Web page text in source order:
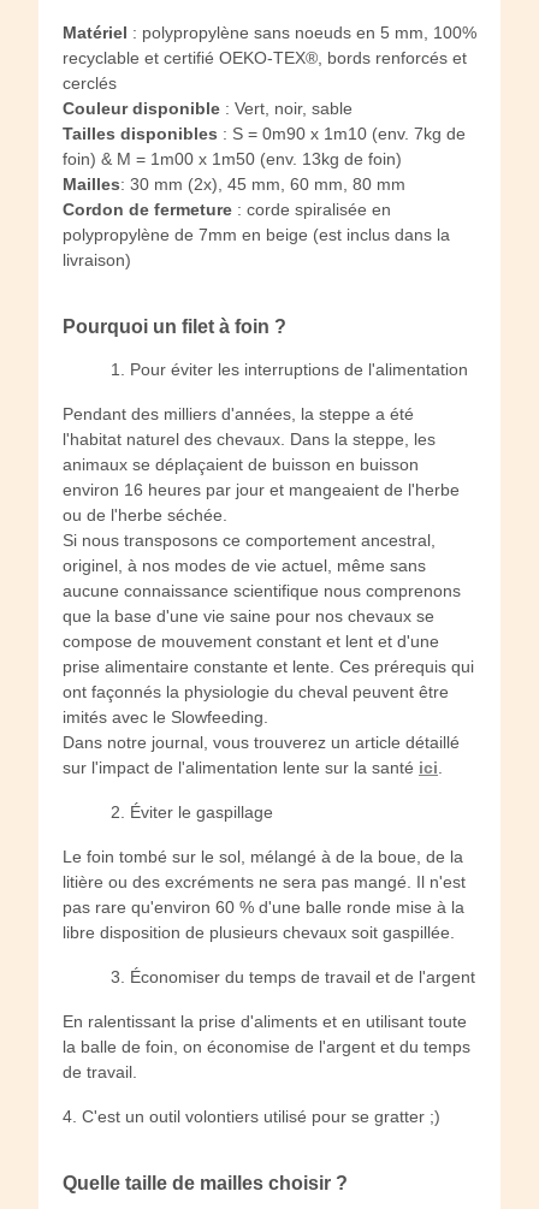
Matériel : polypropylène sans noeuds en 5 mm, 100%
recyclable et certifié OEKO-TEX®, bords renforcés et
cerclés
Couleur disponible : Vert, noir, sable
Tailles disponibles : S = 0m90 x 1m10 (env. 7kg de
foin) & M = 1m00 x 1m50 (env. 13kg de foin)
Mailles: 30 mm (2x), 45 mm, 60 mm, 80 mm
Cordon de fermeture : corde spiralisée en
polypropylène de 7mm en beige (est inclus dans la
livraison)
Pourquoi un filet à foin ?
1. Pour éviter les interruptions de l'alimentation
Pendant des milliers d'années, la steppe a été
l'habitat naturel des chevaux. Dans la steppe, les
animaux se déplaçaient de buisson en buisson
environ 16 heures par jour et mangeaient de l'herbe
ou de l'herbe séchée.
Si nous transposons ce comportement ancestral,
originel, à nos modes de vie actuel, même sans
aucune connaissance scientifique nous comprenons
que la base d'une vie saine pour nos chevaux se
compose de mouvement constant et lent et d'une
prise alimentaire constante et lente. Ces prérequis qui
ont façonnés la physiologie du cheval peuvent être
imités avec le Slowfeeding.
Dans notre journal, vous trouverez un article détaillé
sur l'impact de l'alimentation lente sur la santé ici
2. Éviter le gaspillage
Le foin tombé sur le sol, mélangé à de la boue, de la
litière ou des excréments ne sera pas mangé. Il n'est
pas rare qu'environ 60 % d'une balle ronde mise à la
libre disposition de plusieurs chevaux soit gaspillée.
3. Économiser du temps de travail et de l'argent
En ralentissant la prise d'aliments et en utilisant toute
la balle de foin, on économise de l'argent et du temps
de travail.
4. C'est un outil volontiers utilisé pour se gratter ;)
Quelle taille de mailles choisir ?